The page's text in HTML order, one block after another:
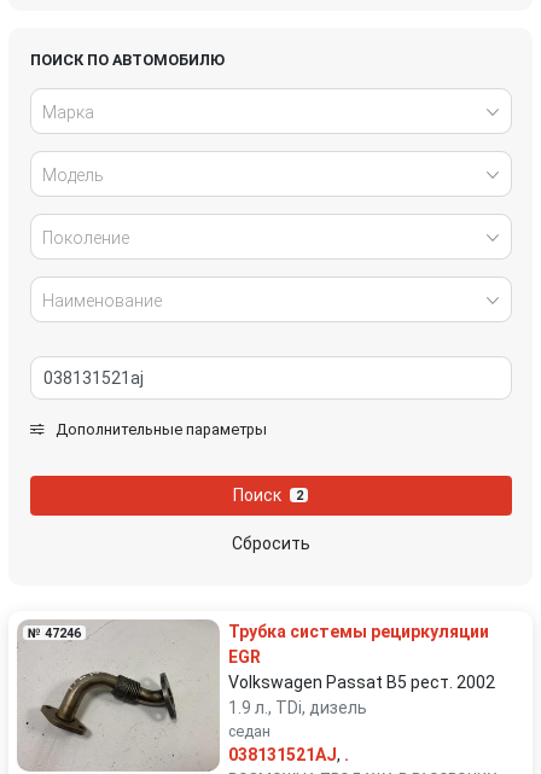
Honda
Kia
Land Rover
Mazda Mercedes-Benz
Nissan Opel
SEAT
Smart SsangYong
Subaru
ПОИСК ПО АВТОМОБИЛЮ
Марка
Модель
Поколение
Наименование
Дополнительные параметры
Поиск 2
Сбросить
№ 47246
Трубка системы рециркуляции
EGR
Volkswagen Passat B5 рест. 2002
1.9 л., TDi, дизель
седан
038131521AJ, .